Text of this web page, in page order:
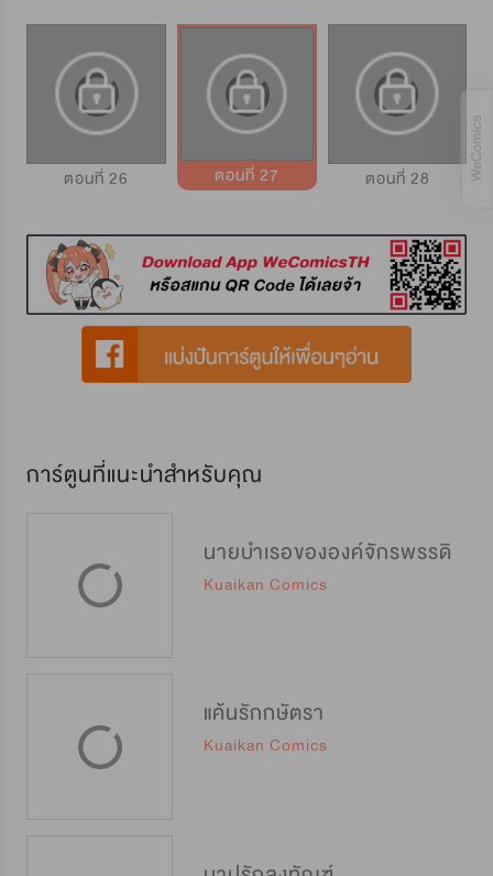
ตอนที่ 26 ตอนที่ 27 ตอนที่ 28
การ์ตูนที่แนะนำสำหรับคุณ
นายบำเรอขององค์จักรพรรดิ
Kuaikan Comics
แค้นรักกษัตรา
Kuaikan Comics